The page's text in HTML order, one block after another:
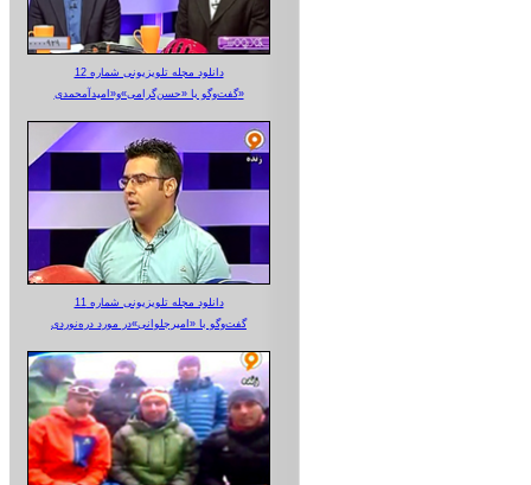
دانلود مجله تلویزیونی شماره 12
گفت‌وگو با «حسن‌گرامی»و«امیدآمحمدی»
دانلود مجله تلویزیونی شماره 11
گفت‌وگو با «امیرجلوانی»در مورد دره‌نوردی